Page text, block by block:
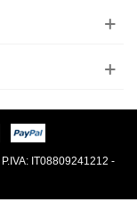
IT08809241212 -